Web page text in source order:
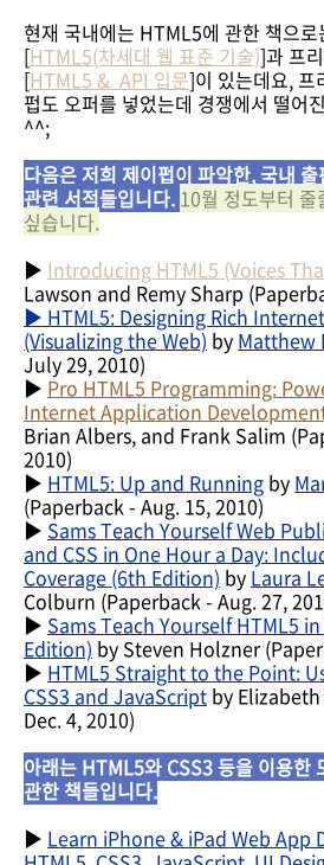
현재 국내에는 HTML5에 관한 책으
[HTML5(차세대 웹 표준 기술)]과 프
[HTML5 & API 입문]이 있는데요, 프
펍도 오퍼를 넣었는데 경쟁에서 떨어
^^;
다음은 저희 제이펍이 파악한, 국내
관련 서적들입니다. 10월 정도부터
싶습니다.
▶ Introducing HTML5 (Voices
Lawson and Remy Sharp (
▶ HTML5: Designing Rich
(Visualizing the Web) by Matthew
July 29, 2010)
▶ Pro HTML5 Programming:
Internet Application
Brian Albers, and Frank Salim (
2010)
▶ HTML5: Up and Running by
(Paperback- Aug. 15, 2010)
▶ Sams Teach Yourself Web
and CSS in One Hour a Day:
Coverage (6th Edition) by Laura
Colburn (Paperback- Aug. 27,
▶ Sams Teach Yourself HTML5
Edition) by Steven Holzner(
▶ HTML5 Straight to the Point:
CSS3 and JavaScript by
Dec. 4, 2010)
아래는 HTML5와 CSS3 등을 이용한
관한 책들입니다.
▶ Learn iPhone & iPad Web App